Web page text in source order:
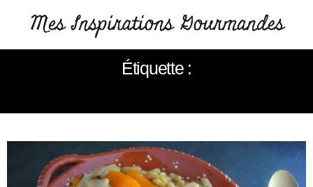
Étiquette :